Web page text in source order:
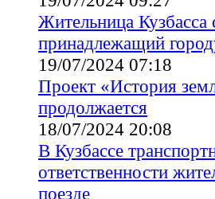
Жительница Кузбасса
принадлежащий
19/07/2024 07:18
Проект «История
продолжается
18/07/2024 20:08
В Кузбассе
ответственности
поезде